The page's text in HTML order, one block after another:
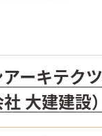
ーキテクツ
社 大建建設）